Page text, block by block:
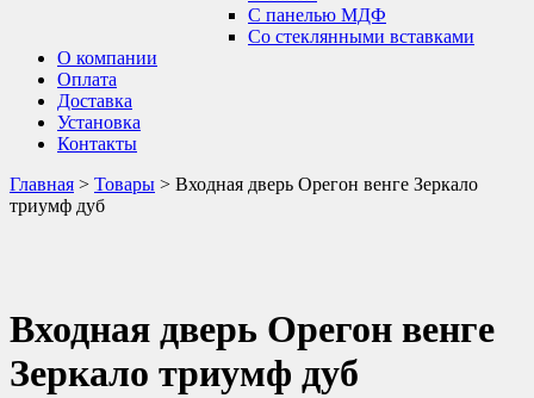
С панелью МДФ
Со стеклянными вставками
О компании
Оплата
Доставка
Установка
Контакты
Главная > Товары > Входная дверь Орегон венге Зеркало
триумф дуб
Входная дверь Орегон венге
Зеркало триумф дуб